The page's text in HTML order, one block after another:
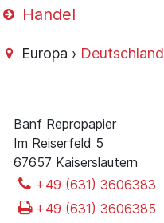
Handel
Europa › Deutschland
Banf Repropapier
Im Reiserfeld 5
67657 Kaiserslautern
+49 (631) 3606383
+49 (631) 3606385